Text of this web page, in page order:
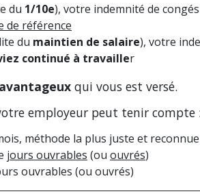
du 1/10e), votre indemnité de
de référence
du maintien de salaire), votre
continué à travailler
qui vous est versé.
employeur peut tenir compte
méthode la plus juste et
jours ouvrables (ou ouvrés)
ouvrables (ou ouvrés)